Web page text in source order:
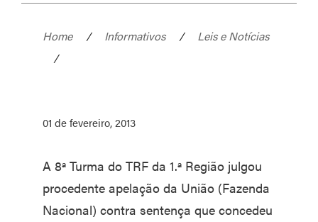
Home / Informativos /
Leis e Notícias
/
01 de fevereiro, 2013
A 8ª Turma do TRF da 1.ª Região julgou
procedente apelação da União (Fazenda
Nacional) contra sentença que concedeu